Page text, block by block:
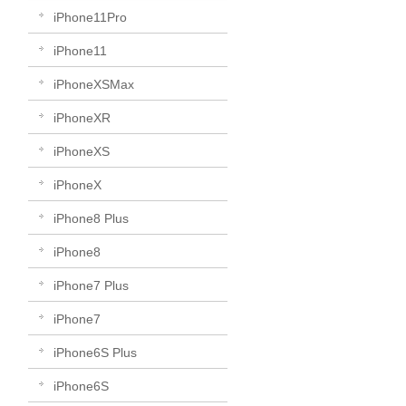
iPhone11Pro
iPhone11
iPhoneXSMax
iPhoneXR
iPhoneXS
iPhoneX
iPhone8 Plus
iPhone8
iPhone7 Plus
iPhone7
iPhone6S Plus
iPhone6S